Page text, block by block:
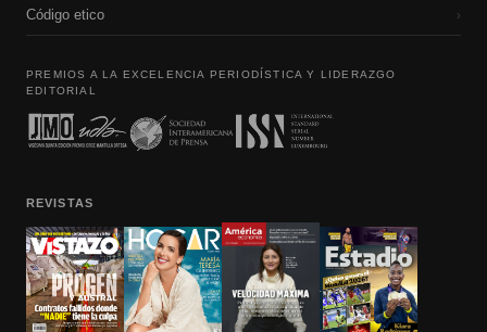
Código etico ›
PREMIOS A LA EXCELENCIA PERIODÍSTICA Y LIDERAZGO
EDITORIAL
REVISTAS